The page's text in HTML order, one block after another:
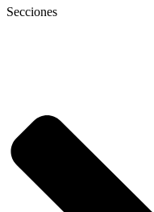
Secciones